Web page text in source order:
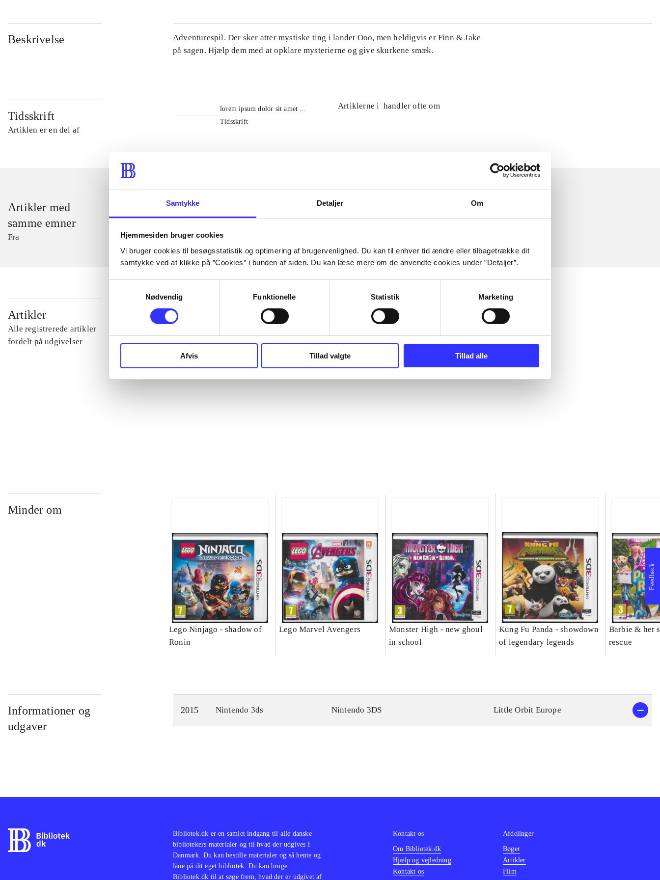
Samtykke Detaljer Om
Hjemmesiden bruger cookies
Vi bruger cookies til besøgsstatistik og optimering af brugervenlighed. Du kan til enhver tid ændre eller tilbagetrække dit
samtykke ved at klikke på ”Cookies” i bunden af siden. Du kan læse mere om de anvendte cookies under ”Detaljer”.
Nødvendig
Funktionelle Statistik Marketing
Afvis Tillad valgte Tillad alle
Beskrivelse
Adventurespil. Der sker atter mystiske ting i landet Ooo, men heldigvis er Finn & Jake
på sagen. Hjælp dem med at opklare mysterierne og give skurkene smæk.
Tidsskrift
Artiklen er en del af
lorem ipsum dolor sit amet ...
Tidsskrift
Artiklerne i handler ofte om
Artikler med
samme emner
Fra
Artikler
Alle registrerede artikler
fordelt på udgivelser
...
Minder om
Lego Ninjago - shadow of
Ronin
Lego Marvel Avengers
Monster High - new ghoul
in school
Kung Fu Panda - showdown
of legendary legends
Barbie & her
rescue
Informationer og
udgaver
2015 Nintendo 3ds Nintendo 3DS Little Orbit Europe
Feedback
Bibliotek.dk er en samlet indgang til alle danske
bibliotekers materialer og til hvad der udgives i
Danmark. Du kan bestille materialer og så hente og
låne på dit eget bibliotek. Du kan bruge
Bibliotek.dk til at søge frem, hvad der er udgivet af
Kontakt os
Om Bibliotek.dk
Hjælp og vejledning
Kontakt os
Afdelinger
Bøger
Artikler
Film